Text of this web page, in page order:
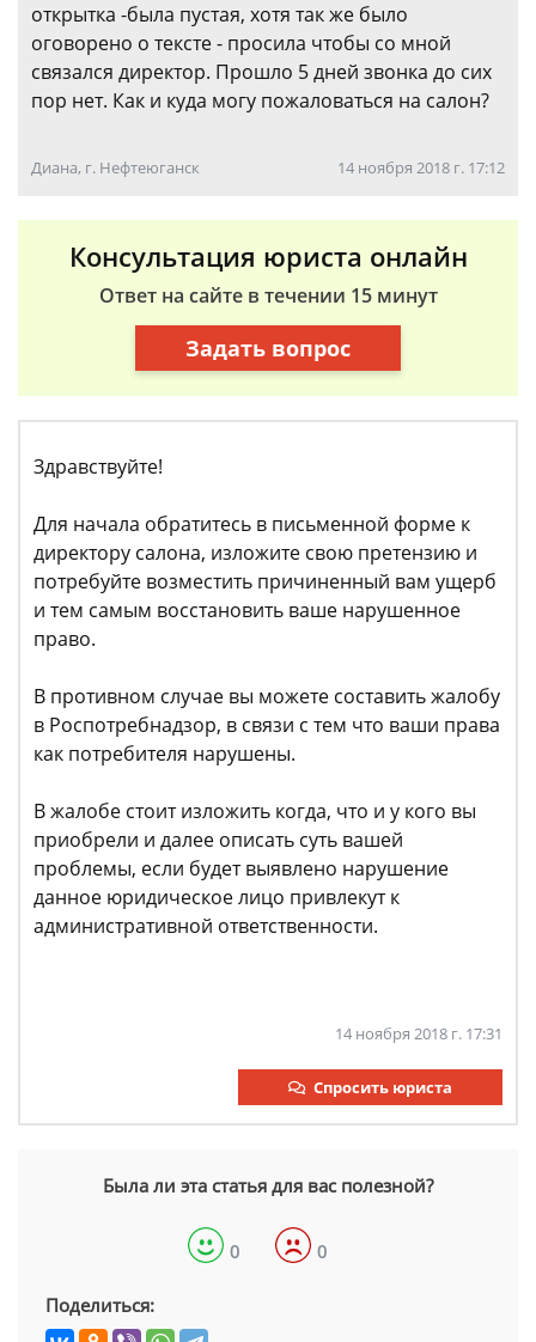
открытка -была пустая, хотя так же было
оговорено о тексте - просила чтобы со мной
связался директор. Прошло 5 дней звонка до сих
пор нет. Как и куда могу пожаловаться на салон?
Диана, г. Нефтеюганск 14 ноября 2018 г. 17:12
Консультация юриста онлайн
Ответ на сайте в течении 15 минут
Задать вопрос
Здравствуйте!
Для начала обратитесь в письменной форме к
директору салона, изложите свою претензию и
потребуйте возместить причиненный вам ущерб
и тем самым восстановить ваше нарушенное
право.
В противном случае вы можете составить жалобу
в Роспотребнадзор, в связи с тем что ваши права
как потребителя нарушены.
В жалобе стоит изложить когда, что и у кого вы
приобрели и далее описать суть вашей
проблемы, если будет выявлено нарушение
данное юридическое лицо привлекут к
административной ответственности.
14 ноября 2018 г. 17:31
Спросить юриста
Была ли эта статья для вас полезной?
0 0
Поделиться: